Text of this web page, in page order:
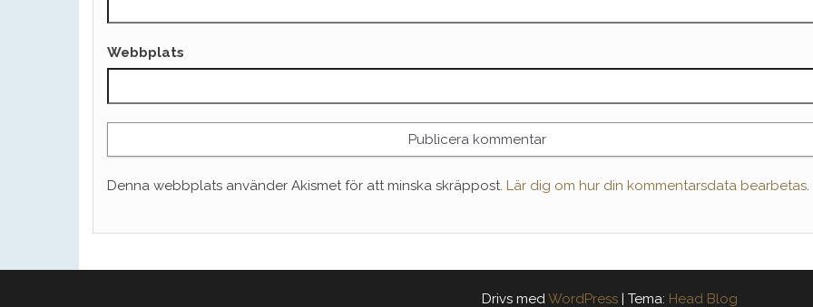
Webbplats
Denna webbplats använder Akismet för att minska skräppost. Lär dig om hur din kommentarsdata bearbetas.
Drivs medWordPress Tema: Head Blog